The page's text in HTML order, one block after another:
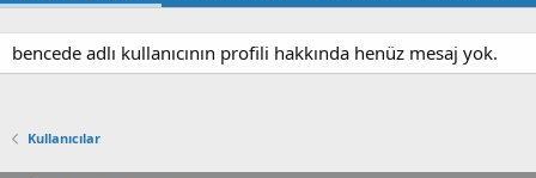
bencede adlı kullanıcının profili hakkında henüz mesaj yok.
Kullanıcılar